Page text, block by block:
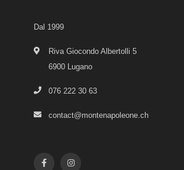
Dal 1999
Riva Giocondo Albertolli 5
6900 Lugano
076 222 30 63
contact@montenapoleone.ch